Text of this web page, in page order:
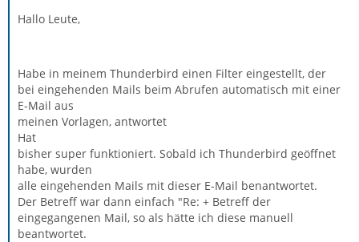
Hallo Leute,
Habe in meinem Thunderbird einen Filter eingestellt, der
bei eingehenden Mails beim Abrufen automatisch mit einer
E-Mail aus
meinen Vorlagen, antwortet
Hat
bisher super funktioniert. Sobald ich Thunderbird geöffnet
habe, wurden
alle eingehenden Mails mit dieser E-Mail benantwortet.
Der Betreff war dann einfach "Re: + Betreff der
eingegangenen Mail, so als hätte ich diese manuell
beantwortet.